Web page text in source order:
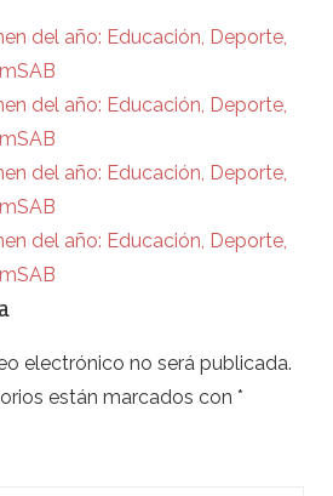
del año: Educación, Deporte,
del año: Educación, Deporte,
del año: Educación, Deporte,
del año: Educación, Deporte,
electrónico no será publicada.
están marcados con *